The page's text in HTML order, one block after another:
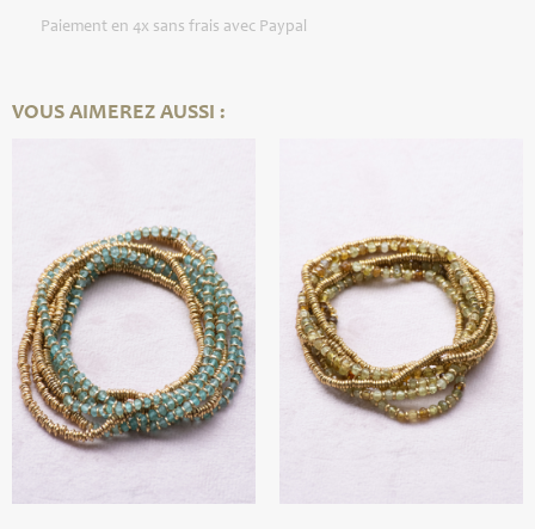
Paiement en 4x sans frais avec Paypal
VOUS AIMEREZ AUSSI :